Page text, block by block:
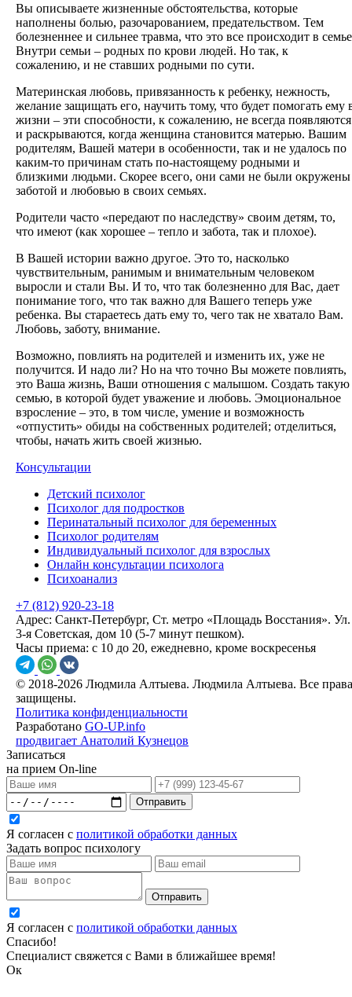
Вы описываете жизненные обстоятельства, которые
наполнены болью, разочарованием, предательством. Тем
болезненнее и сильнее травма, что это все происходит в
Внутри семьи – родных по крови людей. Но так, к
сожалению, и не ставших родными по сути.
Материнская любовь, привязанность к ребенку, нежность,
желание защищать его, научить тому, что будет помогать ему
жизни – эти способности, к сожалению, не всегда появляются
и раскрываются, когда женщина становится матерью. Вашим
родителям, Вашей матери в особенности, так и не удалось по
каким-то причинам стать по-настоящему родными и
близкими людьми. Скорее всего, они сами не были окружены
заботой и любовью в своих семьях.
Родители часто «передают по наследству» своим детям, то,
что имеют (как хорошее – тепло и забота, так и плохое).
В Вашей истории важно другое. Это то, насколько
чувствительным, ранимым и внимательным человеком
выросли и стали Вы. И то, что так болезненно для Вас, дает
понимание того, что так важно для Вашего теперь уже
ребенка. Вы стараетесь дать ему то, чего так не хватало Вам.
Любовь, заботу, внимание.
Возможно, повлиять на родителей и изменить их, уже не
получится. И надо ли? Но на что точно Вы можете повлиять,
это Ваша жизнь, Ваши отношения с малышом. Создать такую
семью, в которой будет уважение и любовь. Эмоциональное
взросление – это, в том числе, умение и возможность
«отпустить» обиды на собственных родителей; отделиться,
чтобы, начать жить своей жизнью.
Консультации
Детский психолог
Психолог для подростков
Перинатальный психолог для беременных
Психолог родителям
Индивидуальный психолог для взрослых
Онлайн консультации психолога
Психоанализ
+7 (812) 920-23-18
Адрес: Санкт-Петербург, Ст. метро «Площадь Восстания». Ул.
3-я Советская, дом 10 (5-7 минут пешком).
Часы приема: с 10 до 20, ежедневно, кроме воскресенья
© 2018-2026 Людмила Алтыева. Людмила Алтыева. Все права
защищены.
Политика конфиденциальности
Разработано GO-UP.info
продвигает Анатолий Кузнецов
Записаться
на прием On-line
Отправить
Я согласен с политикой обработки данных
Задать вопрос психологу
Отправить
Я согласен с политикой обработки данных
Спасибо!
Специалист свяжется с Вами в ближайшее время!
Ок